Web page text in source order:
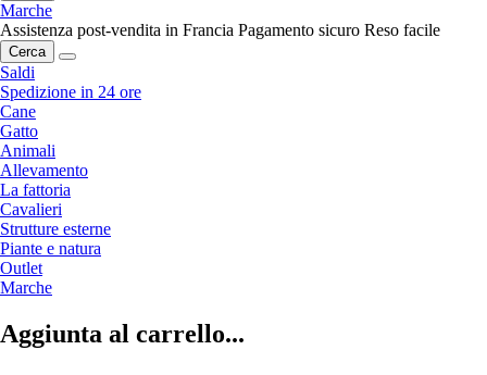
Marche
Assistenza post-vendita in Francia Pagamento sicuro Reso facile
Cerca
Saldi
Spedizione in 24 ore
Cane
Gatto
Animali
Allevamento
La fattoria
Cavalieri
Strutture esterne
Piante e natura
Outlet
Marche
Aggiunta al carrello...